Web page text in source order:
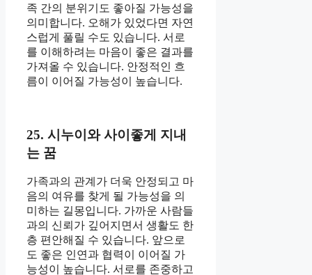
족 간의 분위기도 좋아질 가능성을
의미합니다. 오해가 있었다면 자연
스럽게 풀릴 수도 있습니다. 서로
를 이해하려는 마음이 좋은 결과를
가져올 수 있습니다. 안정적인 흐
름이 이어질 가능성이 높습니다.
25. 시누이와 사이좋게 지내
는 꿈
가족과의 관계가 더욱 안정되고 마
음의 여유를 찾게 될 가능성을 의
미하는 길몽입니다. 가까운 사람들
과의 신뢰가 깊어지면서 생활도 한
층 편안해질 수 있습니다. 앞으로
도 좋은 인연과 협력이 이어질 가
능성이 높습니다. 서로를 존중하고